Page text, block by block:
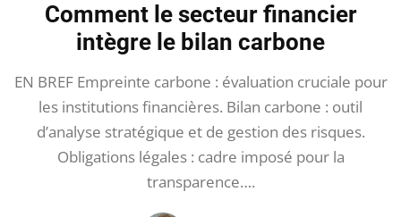
Comment le secteur financier
intègre le bilan carbone
EN BREF Empreinte carbone : évaluation cruciale pour
les institutions financières. Bilan carbone : outil
d’analyse stratégique et de gestion des risques.
Obligations légales : cadre imposé pour la
transparence….